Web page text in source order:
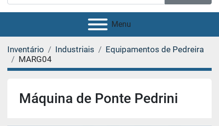
Menu
Inventário Industriais
Equipamentos de Pedreira
MARG04
Máquina de Ponte Pedrini